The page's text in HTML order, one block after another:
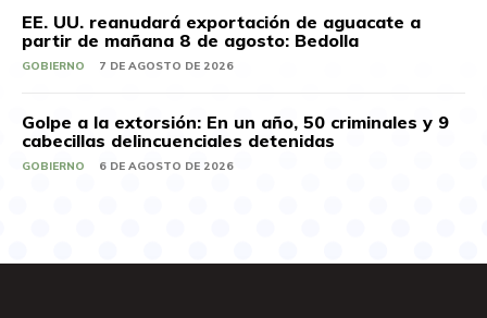
EE. UU. reanudará exportación de aguacate a
partir de mañana 8 de agosto: Bedolla
GOBIERNO 7 DE AGOSTO DE 2026
Golpe a la extorsión: En un año, 50 criminales y 9
cabecillas delincuenciales detenidas
GOBIERNO 6 DE AGOSTO DE 2026